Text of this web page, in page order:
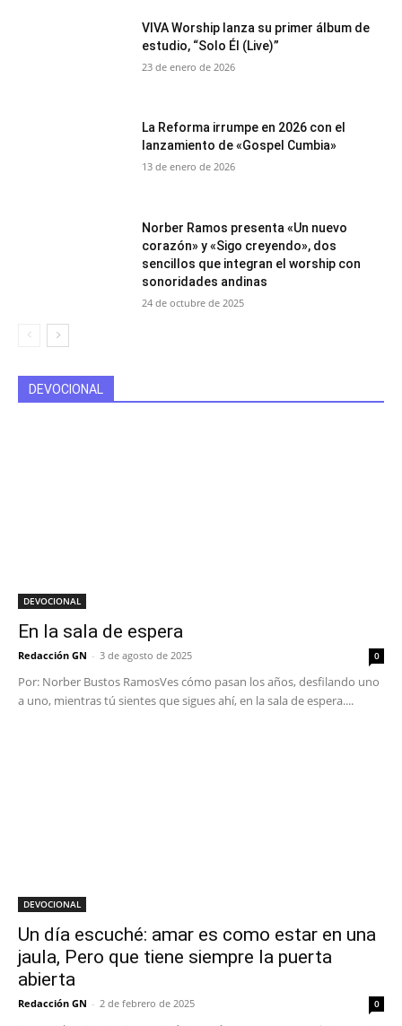
VIVA Worship lanza su primer álbum de
estudio, “Solo Él (Live)”
23 de enero de 2026
La Reforma irrumpe en 2026 con el
lanzamiento de «Gospel Cumbia»
13 de enero de 2026
Norber Ramos presenta «Un nuevo
corazón» y «Sigo creyendo», dos
sencillos que integran el worship con
sonoridades andinas
24 de octubre de 2025
DEVOCIONAL
DEVOCIONAL
En la sala de espera
Redacción GN - 3 de agosto de 2025 0
Por: Norber Bustos RamosVes cómo pasan los años, desfilando uno
a uno, mientras tú sientes que sigues ahí, en la sala de espera....
DEVOCIONAL
Un día escuché: amar es como estar en una
jaula, Pero que tiene siempre la puerta
abierta
Redacción GN - 2 de febrero de 2025 0